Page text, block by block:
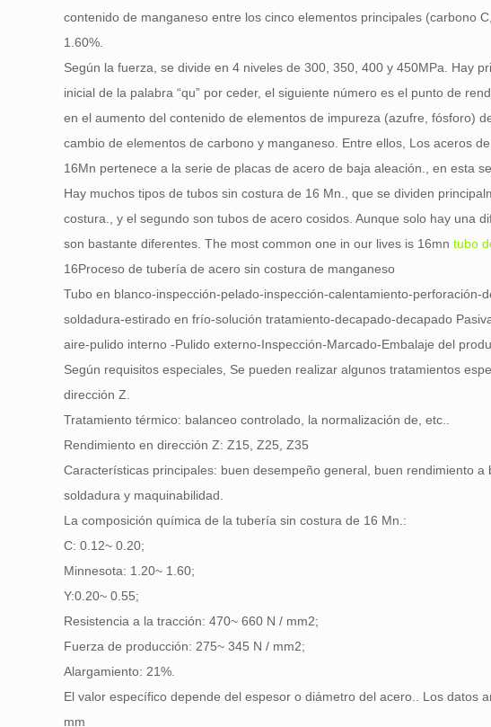
contenido de manganeso entre los cinco elementos principales (carbono
1.60%.
Según la fuerza, se divide en 4 niveles de 300, 350, 400 y 450MPa. Hay
inicial de la palabra “qu” por ceder, el siguiente número es el punto de
en el aumento del contenido de elementos de impureza (azufre, fósforo)
cambio de elementos de carbono y manganeso. Entre ellos, Los aceros
16Mn pertenece a la serie de placas de acero de baja aleación., en esta
Hay muchos tipos de tubos sin costura de 16 Mn., que se dividen
costura., y el segundo son tubos de acero cosidos. Aunque solo hay una
son bastante diferentes.The most common one in our lives is 16mn tubo
16Proceso de tubería de acero sin costura de manganeso
Tubo en blanco-inspección-pelado-inspección-calentamiento-
soldadura-estirado en frío-solución tratamiento-decapado-decapado
aire-pulido interno -Pulido externo-Inspección-Marcado-Embalaje del
Según requisitos especiales, Se pueden realizar algunos tratamientos
dirección Z.
Tratamiento térmico: balanceo controlado, la normalización de, etc..
Rendimiento en dirección Z: Z15, Z25, Z35
Características principales: buen desempeño general, buen rendimiento
soldadura y maquinabilidad.
La composición química de la tubería sin costura de 16 Mn.:
C: 0.12~ 0.20;
Minnesota: 1.20~ 1.60;
Y:0.20~ 0.55;
Resistencia a la tracción: 470~ 660 N / mm2;
Fuerza de producción: 275~ 345 N / mm2;
Alargamiento: 21%.
El valor específico depende del espesor o diámetro del acero.. Los datos
mm